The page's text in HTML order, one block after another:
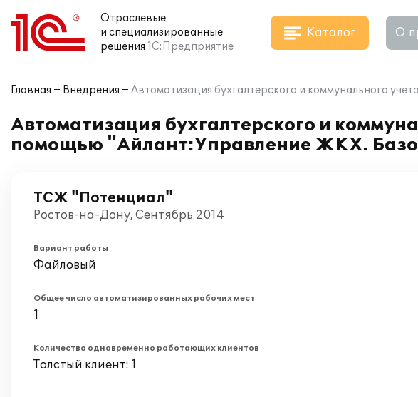
Отраслевые
и специализированные
решения 1С:Предприятие
Каталог О
Главная Внедрения Автоматизация бухгалтерского и коммунального
Автоматизация бухгалтерского и
помощью "Айлант:Управление ЖКХ.
ТСЖ "Потенциал"
Ростов-на-Дону, Сентябрь 2014
Вариант работы
Файловый
Общее число автоматизированных рабочих мест
1
Количество одновременно работающих клиентов
Толстый клиент: 1